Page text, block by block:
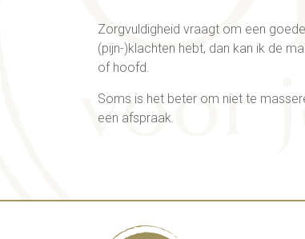
Zorgvuldigheid vraagt om een
(pijn-)klachten hebt, dan kan ik de
of hoofd.
Soms is het beter om niet te
een afspraak.